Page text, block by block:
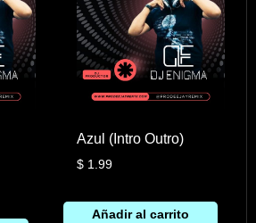
Azul (Intro Outro)
$ 1.99
Añadir al carrito